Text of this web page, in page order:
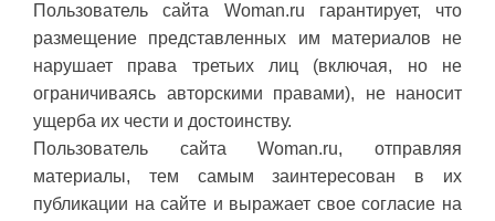
Пользователь сайта Woman.ru гарантирует, что
размещение представленных им материалов не
нарушает права третьих лиц (включая, но не
ограничиваясь авторскими правами), не наносит
ущерба их чести и достоинству.
Пользователь сайта Woman.ru, отправляя
материалы, тем самым заинтересован в их
публикации на сайте и выражает свое согласие на